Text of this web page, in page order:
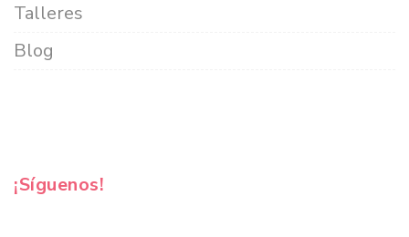
Talleres
Blog
¡Síguenos!